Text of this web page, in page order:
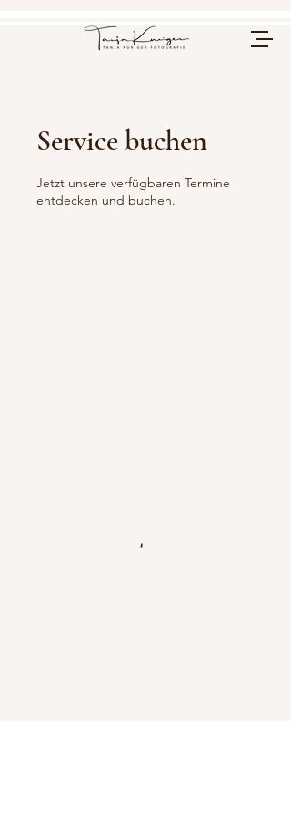
Service buchen
Jetzt unsere verfügbaren Termine
entdecken und buchen.